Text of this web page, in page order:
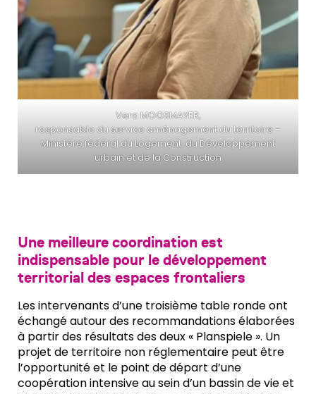
Vera MOOSMAYER,
responsable du service aménagement du territoire –
Ministère fédéral du Logement, du Développement
urbain et de la Construction
Une meilleure coordination est
indispensable pour le développement
territorial des espaces frontaliers
Les intervenants d’une troisième table ronde ont
échangé autour des recommandations élaborées
à partir des résultats des deux « Planspiele ». Un
projet de territoire non réglementaire peut être
l’opportunité et le point de départ d’une
coopération intensive au sein d’un bassin de vie et